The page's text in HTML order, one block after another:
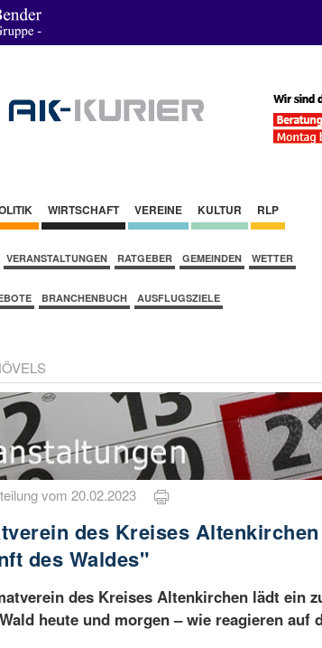
WIRTSCHAFT VEREINE KULTUR RLP
VERANSTALTUNGEN RATGEBER GEMEINDEN WETTER
BRANCHENBUCH AUSFLUGSZIELE
vom 20.02.2023
des Kreises
des Waldes"
des Kreises Altenkirchen lädt ein
heute und morgen – wie reagieren auf